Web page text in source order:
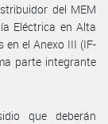
del MEM
Eléctrica en Alta
en el Anexo III (IF-
parte integrante
que deberán